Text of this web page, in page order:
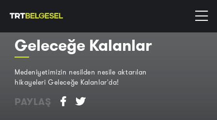
Geleceğe Kalanlar
Medeniyetimizin nesilden nesile aktarılan
hikayeleri Geleceğe Kalanlar'da!
PAYLAŞ